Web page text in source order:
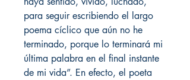
para seguir escribiendo el largo
poema cíclico que aún no he
terminado, porque lo terminará mi
última palabra en el final instante
de mi vida”. En efecto, el poeta